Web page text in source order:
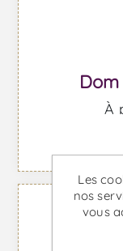
À
Les
nos
vous